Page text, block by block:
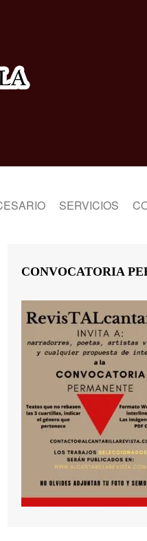
SERVICIOS
CONVOCATORIA